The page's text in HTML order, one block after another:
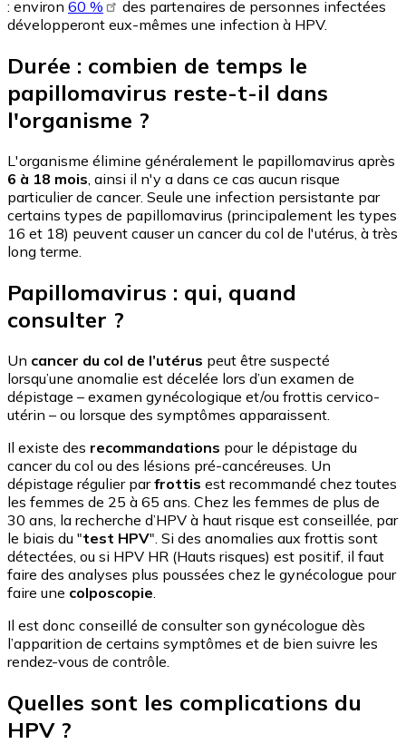
: environ 60 %
des partenaires de personnes infectées
développeront eux-mêmes une infection à HPV.
Durée : combien de temps le
papillomavirus reste-t-il dans
l'organisme ?
L'organisme élimine généralement le papillomavirus après
6 à 18 mois, ainsi il n'y a dans ce cas aucun risque
particulier de cancer. Seule une infection persistante par
certains types de papillomavirus (principalement les types
16 et 18) peuvent causer un cancer du col de l'utérus, à très
long terme.
Papillomavirus : qui, quand
consulter ?
Un cancer du col de l’utérus peut être suspecté
lorsqu’une anomalie est décelée lors d’un examen de
dépistage – examen gynécologique et/ou frottis cervico-
utérin – ou lorsque des symptômes apparaissent.
Il existe des recommandations pour le dépistage du
cancer du col ou des lésions pré-cancéreuses. Un
dépistage régulier parfrottis est recommandé chez toutes
les femmes de 25 à 65 ans. Chez les femmes de plus de
30 ans, la recherche d’HPV à haut risque est conseillée, par
le biais du "test HPV". Si des anomalies aux frottis sont
détectées, ou si HPV HR (Hauts risques) est positif, il faut
faire des analyses plus poussées chez le gynécologue pour
faire une colposcopie
Il est donc conseillé de consulter son gynécologue dès
l’apparition de certains symptômes et de bien suivre les
rendez-vous de contrôle.
Quelles sont les complications du
HPV ?